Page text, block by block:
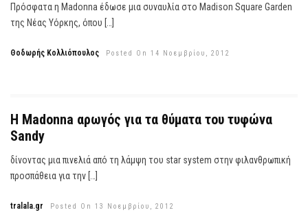
Πρόσφατα η Madonna έδωσε μια συναυλία στο Madison Square Garden
της Νέας Υόρκης, όπου […]
Θοδωρής Κολλιόπουλος Posted On 14 Νοεμβρίου, 2012
Η Madonna αρωγός για τα θύματα του τυφώνα
Sandy
δίνοντας μια πινελιά από τη λάμψη του star system στην φιλανθρωπική
προσπάθεια για την […]
tralala.gr Posted On 13 Νοεμβρίου, 2012